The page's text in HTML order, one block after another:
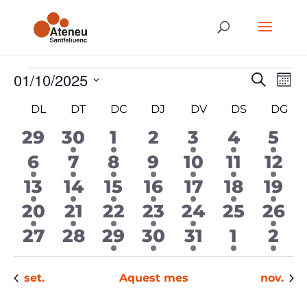
Esdeveniments
visual
cerca
Cerca de
Mes
01/10/2025
data.
Calendari
Esdeveniments
DLDILLUNS
DTDIMARTS
DC DIMECRES
DJ DIJOUS
DV DIVENDRES
DS DISSABTE
DG
0
esdeveniments
29
1
esdeveniment
30
1
esdeveniment
1
0
esdeveniments
2
1
3
1
4
1
5
1
esdeveniment
6
2
esdeveniments
7
2
esdeveniments
8
3
esdeveniments
9
2
10
1
11
3
12
1
esdeveniment
13
2
esdeveniments
14
1
esdeveniment
15
2
esdeveniments
16
2
17
1
18
1
19
1
esdeveniment
20
1
esdeveniment
21
1
esdeveniment
22
2
esdeveniments
23
2
24
0
25
1
26
0
esdeveniments
27
0
esdeveniments
28
1
esdeveniment
29
1
esdeveniment
30
1
31
1
1
1
2
set. Aquest mes nov.